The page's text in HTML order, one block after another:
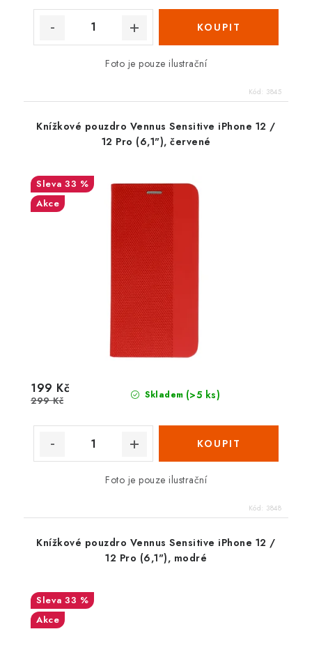
Foto je pouze ilustrační
Kód: 3845
Knížkové pouzdro Vennus Sensitive iPhone 12 /
12 Pro (6,1"), červené
33 %
Akce
Skladem (>5 ks)
199 Kč
299 Kč
Foto je pouze ilustrační
Kód: 3848
Knížkové pouzdro Vennus Sensitive iPhone 12 /
12 Pro (6,1"), modré
33 %
Akce